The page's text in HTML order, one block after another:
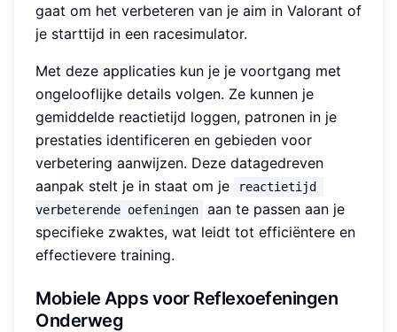
gaat om het verbeteren van je aim in Valorant of
je starttijd in een racesimulator.
Met deze applicaties kun je je voortgang met
ongelooflijke details volgen. Ze kunnen je
gemiddelde reactietijd loggen, patronen in je
prestaties identificeren en gebieden voor
verbetering aanwijzen. Deze datagedreven
aanpak stelt je in staat om je
reactietijd
verbeterende oefeningen
aan te passen aan je
specifieke zwaktes, wat leidt tot efficiëntere en
effectievere training.
Mobiele Apps voor Reflexoefeningen
Onderweg